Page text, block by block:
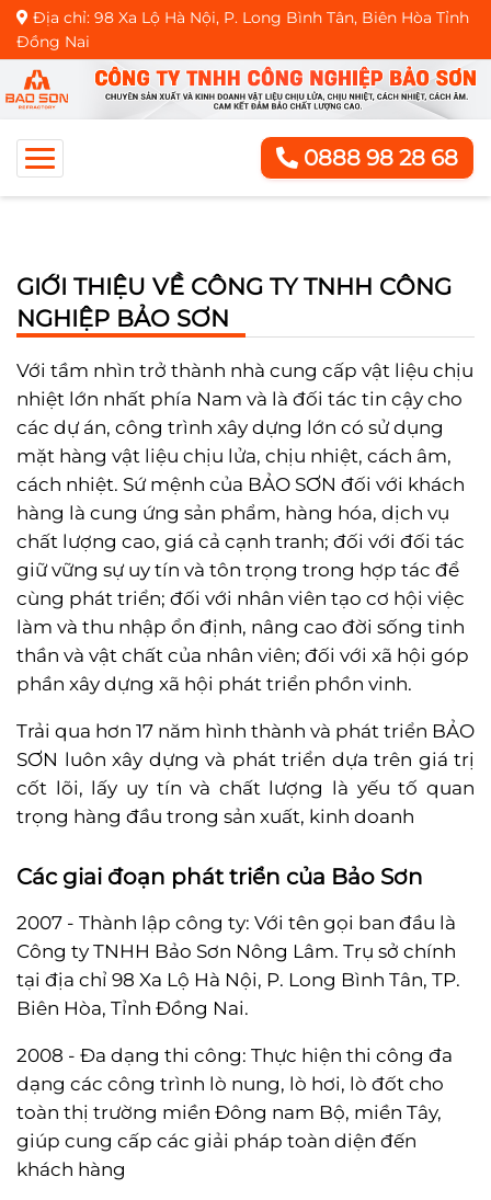
Địa chỉ: 98 Xa Lộ Hà Nội, P. Long Bình Tân, Biên Hòa Tỉnh
Đồng Nai
0888 98 28 68
GIỚI THIỆU VỀ CÔNG TY TNHH CÔNG
NGHIỆP BẢO SƠN
Với tầm nhìn trở thành nhà cung cấp vật liệu chịu
nhiệt lớn nhất phía Nam và là đối tác tin cậy cho
các dự án, công trình xây dựng lớn có sử dụng
mặt hàng vật liệu chịu lửa, chịu nhiệt, cách âm,
cách nhiệt. Sứ mệnh của BẢO SƠN đối với khách
hàng là cung ứng sản phẩm, hàng hóa, dịch vụ
chất lượng cao, giá cả cạnh tranh; đối với đối tác
giữ vững sự uy tín và tôn trọng trong hợp tác để
cùng phát triển; đối với nhân viên tạo cơ hội việc
làm và thu nhập ổn định, nâng cao đời sống tinh
thần và vật chất của nhân viên; đối với xã hội góp
phần xây dựng xã hội phát triển phồn vinh.
Trải qua hơn 17 năm hình thành và phát triển BẢO
SƠN luôn xây dựng và phát triển dựa trên giá trị
cốt lõi, lấy uy tín và chất lượng là yếu tố quan
trọng hàng đầu trong sản xuất, kinh doanh
Các giai đoạn phát triển của Bảo Sơn
2007 - Thành lập công ty: Với tên gọi ban đầu là
Công ty TNHH Bảo Sơn Nông Lâm. Trụ sở chính
tại địa chỉ 98 Xa Lộ Hà Nội, P. Long Bình Tân, TP.
Biên Hòa, Tỉnh Đồng Nai.
2008 - Đa dạng thi công: Thực hiện thi công đa
dạng các công trình lò nung, lò hơi, lò đốt cho
toàn thị trường miền Đông nam Bộ, miền Tây,
giúp cung cấp các giải pháp toàn diện đến
khách hàng